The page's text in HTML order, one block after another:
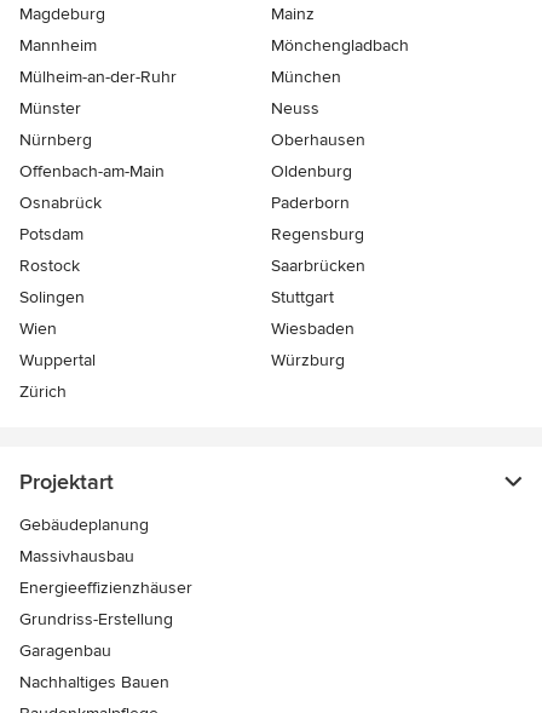
Magdeburg
Mainz
Mannheim
Mönchen­gladbach
Mülheim-an-der-Ruhr
München
Münster
Neuss
Nürnberg
Oberhausen
Offenbach-am-Main
Oldenburg
Osnabrück
Paderborn
Potsdam
Regensburg
Rostock
Saarbrücken
Solingen
Stuttgart
Wien
Wiesbaden
Wuppertal
Würzburg
Zürich
Projektart
Gebäudeplanung
Massivhausbau
Energieeffizienzhäuser
Grundriss-Erstellung
Garagenbau
Nachhaltiges Bauen